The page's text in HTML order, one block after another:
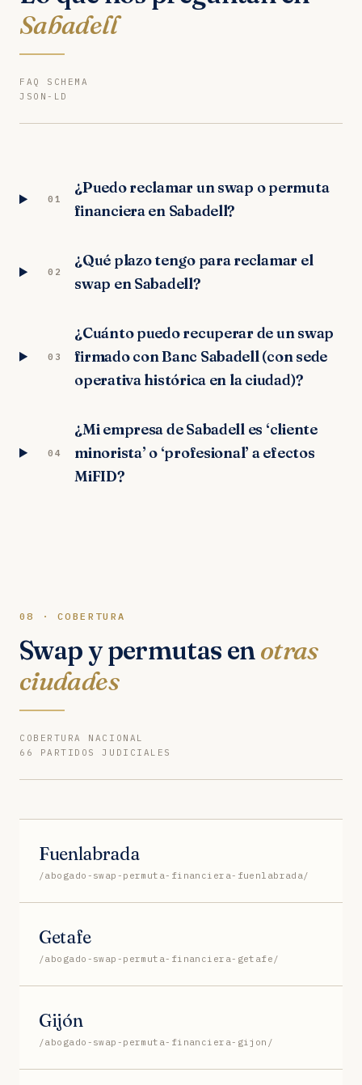
Sabadell
FAQ SCHEMA
JSON-LD
01
¿Puedo reclamar un swap o permuta
financiera en Sabadell?
02
¿Qué plazo tengo para reclamar el
swap en Sabadell?
03
¿Cuánto puedo recuperar de un swap
firmado con Banc Sabadell (con sede
operativa histórica en la ciudad)?
04
¿Mi empresa de Sabadell es ‘cliente
minorista’ o ‘profesional’ a efectos
MiFID?
08 · COBERTURA
Swap y permutas enotras
ciudades
COBERTURA NACIONAL
66 PARTIDOS JUDICIALES
Fuenlabrada
/abogado-swap-permuta-financiera-fuenlabrada/
Getafe
/abogado-swap-permuta-financiera-getafe/
Gijón
/abogado-swap-permuta-financiera-gijon/